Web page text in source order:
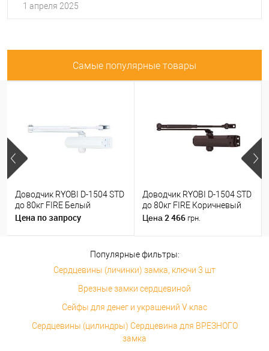
1 апреля 2025
Самые популярные товары
Доводчик RYOBI D-1504 STD
до 80кг FIRE Белый
Цена по запросу
Доводчик RYOBI D-1504 STD
до 80кг FIRE Коричневый
Цена 2 466 грн.
Популярные фильтры:
Сердцевины (личинки) замка, ключи 3 шт
Врезные замки сердцевиной
Сейфы для денег и украшений V клас
Сердцевины (цилиндры) Сердцевина для ВРЕЗНОГО
замка